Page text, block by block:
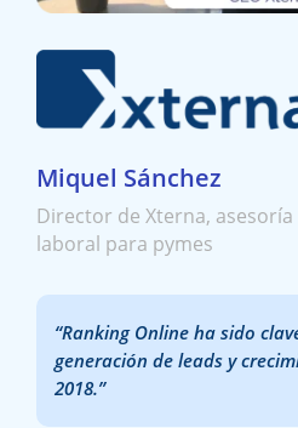
Miquel Sánchez
Director de Xterna,
laboral para pymes
“Ranking Online ha sido
generación de leads y
2018.”